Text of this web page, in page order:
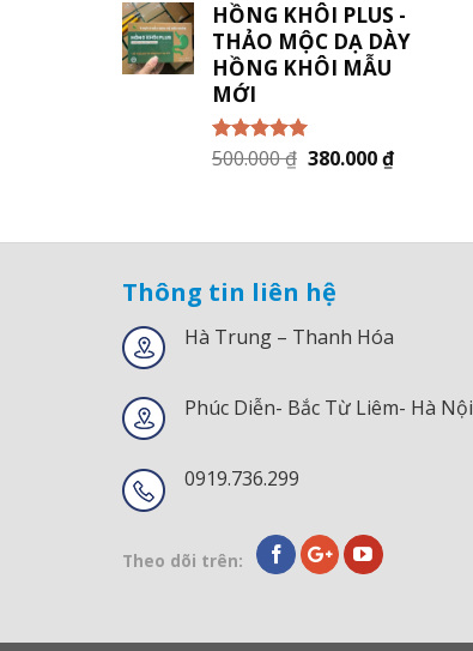
hạng5.005
sao
HỒNG KHÔI PLUS -
THẢO MỘC DẠ DÀY
HỒNG KHÔI MẪU
MỚI
Được xếp
5.005
500.000₫ 380.000₫
Thông tin liên hệ
Hà Trung – Thanh Hóa
Phúc Diễn- Bắc Từ Liêm- Hà Nội
0919.736.299
Theo dõi trên: